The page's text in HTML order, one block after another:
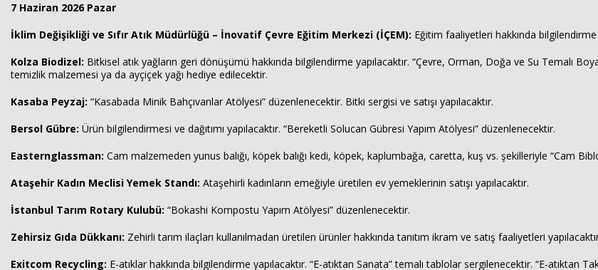
7 Haziran 2026 Pazar
İklim Değişikliği ve Sıfır Atık Müdürlüğü – İnovatif Çevre Eğitim Merkezi (İÇEM): Eğitim faaliyetleri hakkında
Kolza Biodizel: Bitkisel atık yağların geri dönüşümü hakkında bilgilendirme yapılacaktır. “Çevre, Orman, Doğa ve Su Temalı
temizlik malzemesi ya da ayçiçek yağı hediye edilecektir.
Kasaba Peyzaj: “Kasabada Minik Bahçıvanlar Atölyesi” düzenlenecektir. Bitki sergisi ve satışı yapılacaktır.
Bersol Gübre: Ürün bilgilendirmesi ve dağıtımı yapılacaktır. “Bereketli Solucan Gübresi Yapım Atölyesi” düzenlenecektir.
Easternglassman: Cam malzemeden yunus balığı, köpek balığı kedi, köpek, kaplumbağa, caretta, kuş vs. şekilleriyle “Cam
Ataşehir Kadın Meclisi Yemek Standı: Ataşehirli kadınların emeğiyle üretilen ev yemeklerinin satışı yapılacaktır.
İstanbul Tarım Rotary Kulubü: “Bokashi Kompostu Yapım Atölyesi” düzenlenecektir.
Zehirsiz Gıda Dükkanı: Zehirli tarım ilaçları kullanılmadan üretilen ürünler hakkında tanıtım ikram ve satış faaliyetleri
Exitcom Recycling: E-atıklar hakkında bilgilendirme yapılacaktır. “E-atıktan Sanata” temalı tablolar sergilenecektir. “E-atıktan